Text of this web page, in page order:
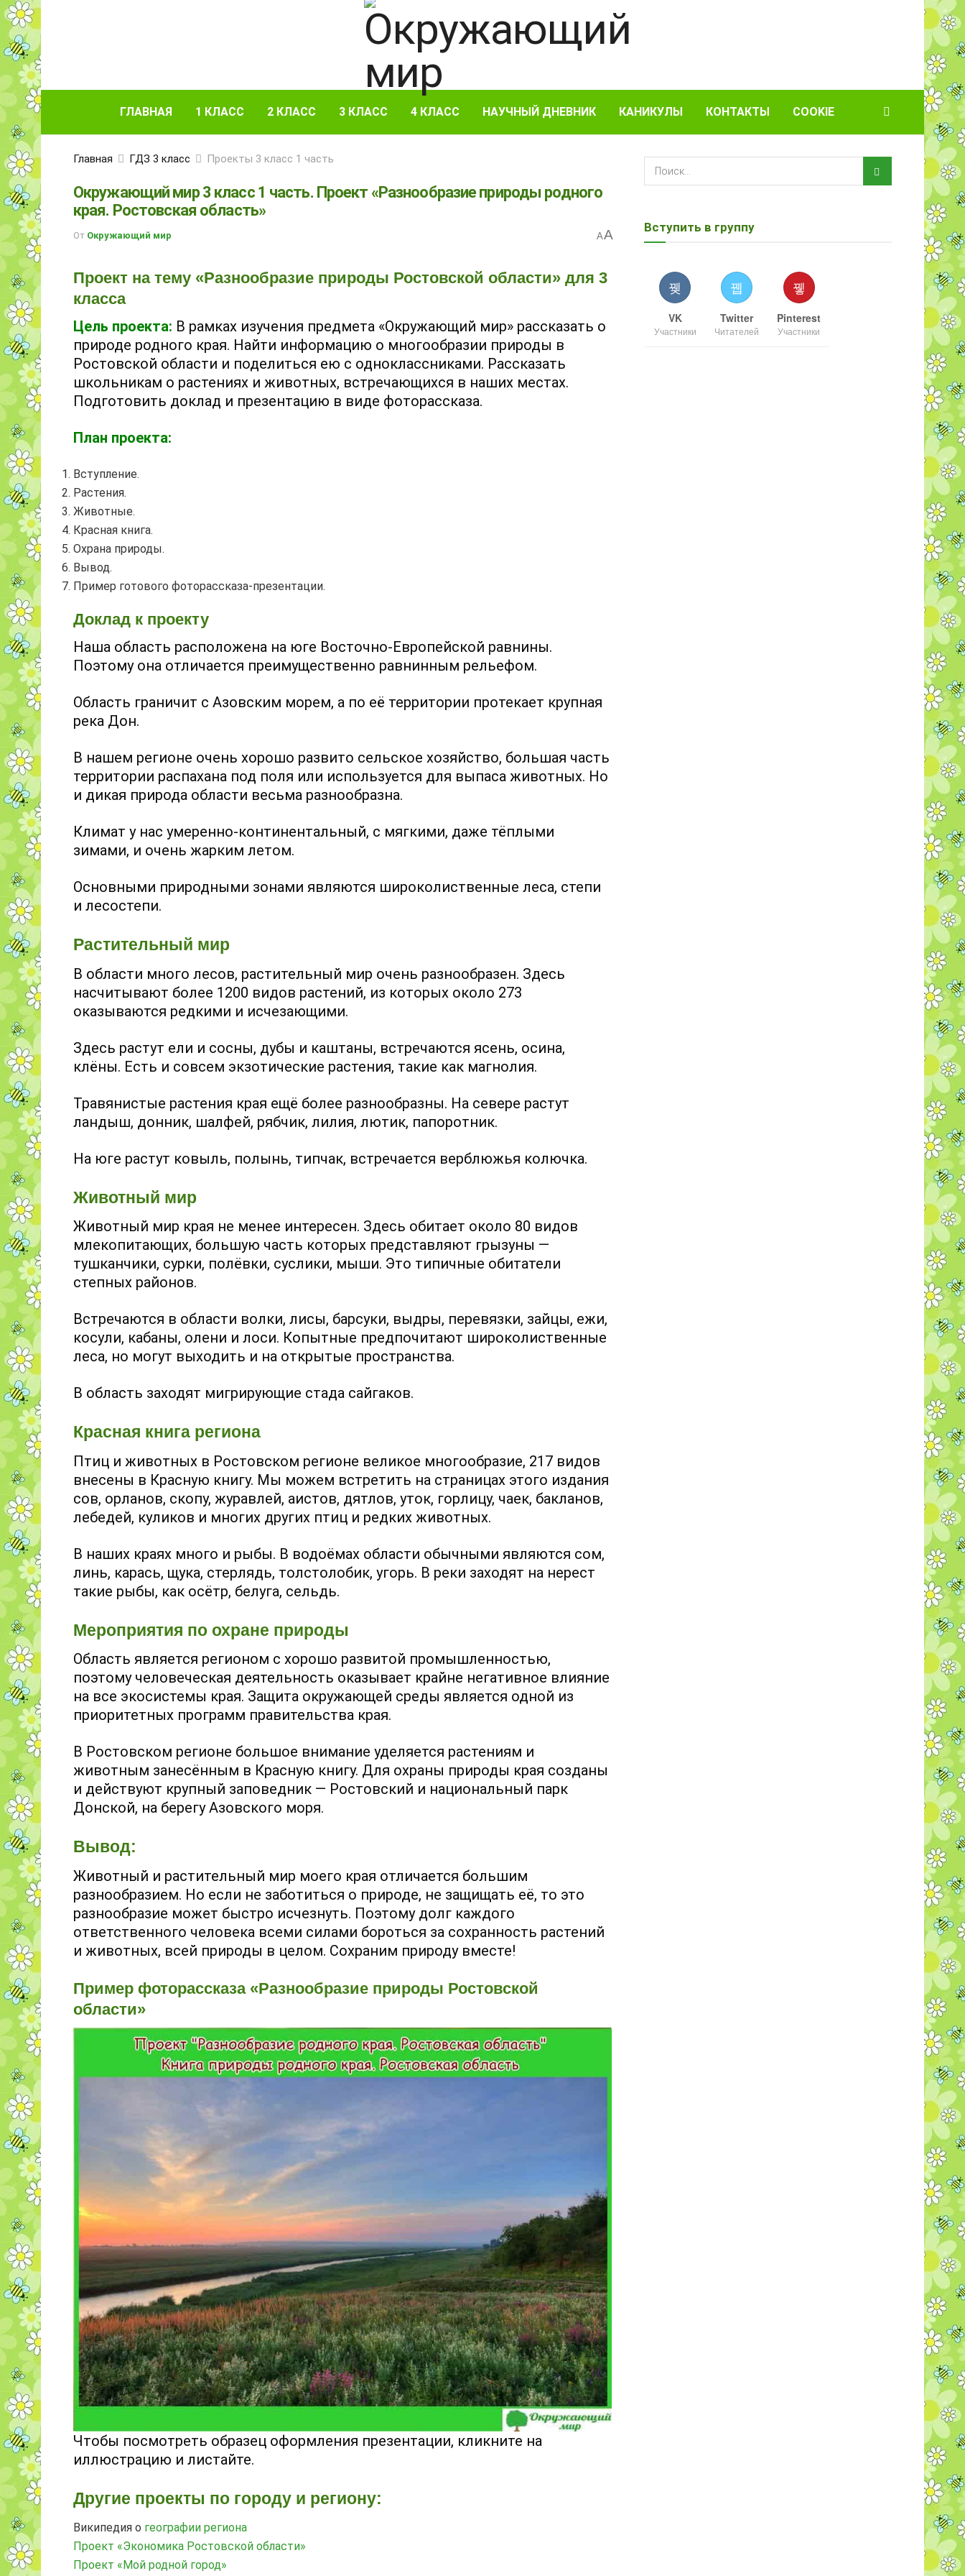
ГЛАВНАЯ 1 КЛАСС 2 КЛАСС 3 КЛАСС 4 КЛАСС НАУЧНЫЙ ДНЕВНИК КАНИКУЛЫ КОНТАКТЫ COOKIE
Главная ГДЗ 3 класс Проекты 3 класс 1 часть
Окружающий мир 3 класс 1 часть. Проект «Разнообразие природы родного
края. Ростовская область»
От Окружающий мир AA
Проект на тему «Разнообразие природы Ростовской области» для 3
класса
Цель проекта: В рамках изучения предмета «Окружающий мир» рассказать о
природе родного края. Найти информацию о многообразии природы в
Ростовской области и поделиться ею с одноклассниками. Рассказать
школьникам о растениях и животных, встречающихся в наших местах.
Подготовить доклад и презентацию в виде фоторассказа.
План проекта:
Вступление.
Растения.
Животные.
Красная книга.
Охрана природы.
Вывод.
Пример готового фоторассказа-презентации.
Доклад к проекту
Наша область расположена на юге Восточно-Европейской равнины.
Поэтому она отличается преимущественно равнинным рельефом.
Область граничит с Азовским морем, а по её территории протекает крупная
река Дон.
В нашем регионе очень хорошо развито сельское хозяйство, большая часть
территории распахана под поля или используется для выпаса животных. Но
и дикая природа области весьма разнообразна.
Климат у нас умеренно-континентальный, с мягкими, даже тёплыми
зимами, и очень жарким летом.
Основными природными зонами являются широколиственные леса, степи
и лесостепи.
Растительный мир
В области много лесов, растительный мир очень разнообразен. Здесь
насчитывают более 1200 видов растений, из которых около 273
оказываются редкими и исчезающими.
Здесь растут ели и сосны, дубы и каштаны, встречаются ясень, осина,
клёны. Есть и совсем экзотические растения, такие как магнолия.
Травянистые растения края ещё более разнообразны. На севере растут
ландыш, донник, шалфей, рябчик, лилия, лютик, папоротник.
На юге растут ковыль, полынь, типчак, встречается верблюжья колючка.
Животный мир
Животный мир края не менее интересен. Здесь обитает около 80 видов
млекопитающих, большую часть которых представляют грызуны —
тушканчики, сурки, полёвки, суслики, мыши. Это типичные обитатели
степных районов.
Встречаются в области волки, лисы, барсуки, выдры, перевязки, зайцы, ежи,
косули, кабаны, олени и лоси. Копытные предпочитают широколиственные
леса, но могут выходить и на открытые пространства.
В область заходят мигрирующие стада сайгаков.
Красная книга региона
Птиц и животных в Ростовском регионе великое многообразие, 217 видов
внесены в Красную книгу. Мы можем встретить на страницах этого издания
сов, орланов, скопу, журавлей, аистов, дятлов, уток, горлицу, чаек, бакланов,
лебедей, куликов и многих других птиц и редких животных.
В наших краях много и рыбы. В водоёмах области обычными являются сом,
линь, карась, щука, стерлядь, толстолобик, угорь. В реки заходят на нерест
такие рыбы, как осётр, белуга, сельдь.
Мероприятия по охране природы
Область является регионом с хорошо развитой промышленностью,
поэтому человеческая деятельность оказывает крайне негативное влияние
на все экосистемы края. Защита окружающей среды является одной из
приоритетных программ правительства края.
В Ростовском регионе большое внимание уделяется растениям и
животным занесённым в Красную книгу. Для охраны природы края созданы
и действуют крупный заповедник — Ростовский и национальный парк
Донской, на берегу Азовского моря.
Вывод:
Животный и растительный мир моего края отличается большим
разнообразием. Но если не заботиться о природе, не защищать её, то это
разнообразие может быстро исчезнуть. Поэтому долг каждого
ответственного человека всеми силами бороться за сохранность растений
и животных, всей природы в целом. Сохраним природу вместе!
Пример фоторассказа «Разнообразие природы Ростовской
области»
Чтобы посмотреть образец оформления презентации, кликните на
иллюстрацию и листайте.
Другие проекты по городу и региону:
Википедия о географии региона
Проект «Экономика Ростовской области»
Проект «Мой родной город»
Вступить в группу
VK
Участники
Twitter
Читателей
Pinterest
Участники